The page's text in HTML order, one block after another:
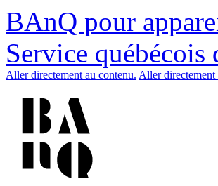
BAnQ pour
Service québécois
Aller directement au contenu. Aller directement